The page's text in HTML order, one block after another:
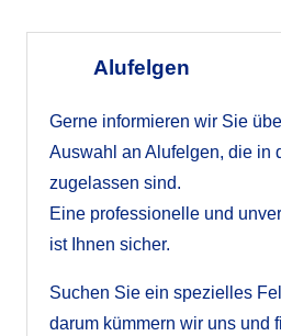
Alufelgen
Gerne informieren wir Sie
Auswahl an Alufelgen, die in
zugelassen sind.
Eine professionelle und
ist Ihnen sicher.
Suchen Sie ein spezielles
darum kümmern wir uns und